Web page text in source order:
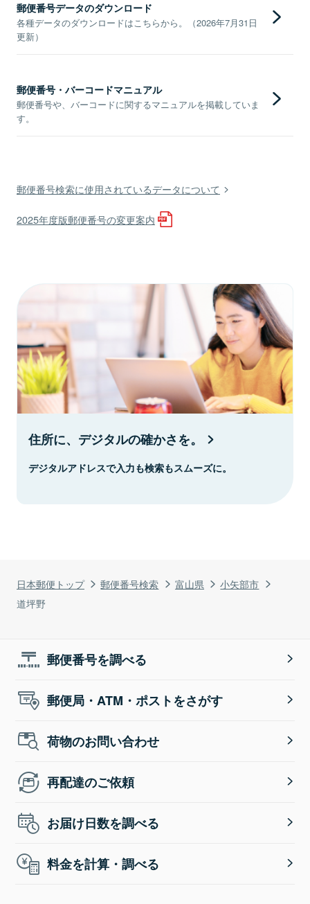
日本郵便トップ 郵便番号検索 富山県
小矢部市
道坪野
郵便番号データのダウンロード
各種データのダウンロードはこちらから。（2026年7月31日
更新）
郵便番号・バーコードマニュアル
郵便番号や、バーコードに関するマニュアルを掲載していま
す。
郵便番号検索に使用されているデータについて
2025年度版郵便番号の変更案内
住所に、デジタルの確かさを。
デジタルアドレスで入力も検索もスムーズに。
郵便番号を調べる
郵便局・ATM・ポストをさがす
荷物のお問い合わせ
再配達のご依頼
お届け日数を調べる
料金を計算・調べる